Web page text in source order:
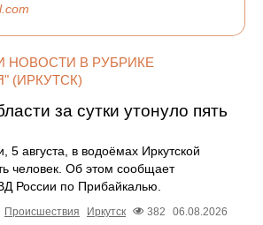
НОВОСТИ В РУБРИКЕ
(ИРКУТСК)
за сутки утонуло пять
5 августа, в водоёмах Иркутской
человек. Об этом сообщает
России по Прибайкалью.
Происшествия Иркутск 382 06.08.2026